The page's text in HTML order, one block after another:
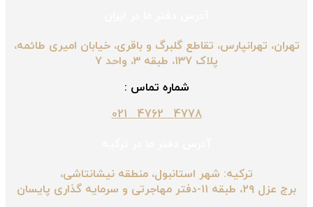
تهران، تهرانپارس، تقاطع گلبرگ و باقری، خیابان امیری طائمه،
پلاک ۱۳۷، طبقه ۳، واحد ۷
شماره تماس :
4778 4762 021
ترکیه: شهر استانبول، منطقه نیشانتاشی،
برج عزل ۲۹، طبقه ۱۱-دفتر مهاجرتی و سرمایه گذاری پایسان